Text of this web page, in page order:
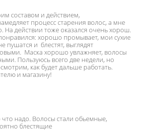
составом и действием,
процесс старения волос, а мне
На действии тоже оказался очень хорош.
хорошо промывает, мои сухие
пушатся и блестят, выглядят
Маска хорошо увлажняет, волосы
Пользуюсь всего две недели, но
как будет дальше работать.
и магазину!
что надо. Волосы стали обьемные,
блестящие